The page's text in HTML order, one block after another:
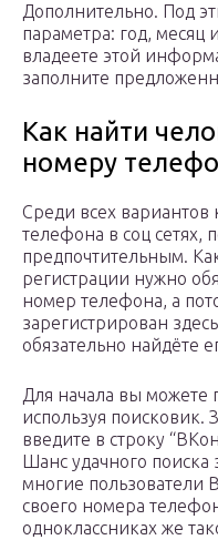
Дополнительно. Под
параметра: год, месяц
владеете этой
заполните
Как найти
номеру
Среди всех вариантов
телефона в соц сетях,
предпочтительным.
регистрации нужно
номер телефона, а
зарегистрирован
обязательно найдёте
Для начала вы можете
используя поисковик.
введите в строку
Шанс удачного поиска
многие пользователи
своего номера
одноклассниках же